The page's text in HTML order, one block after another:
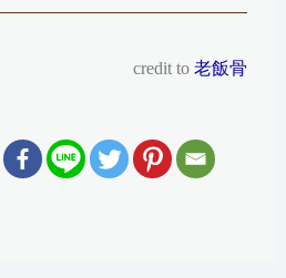
credit to 老飯骨